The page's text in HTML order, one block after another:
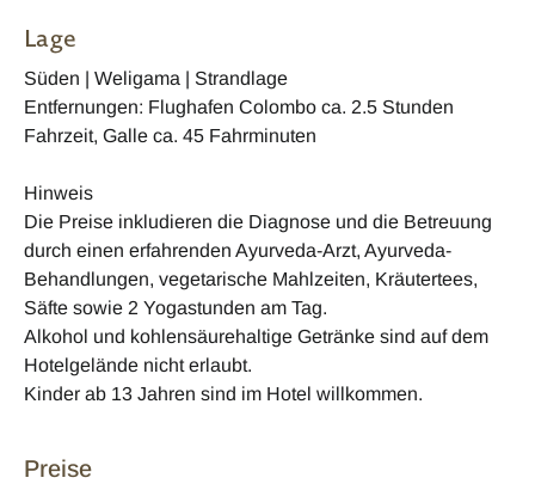
Lage
Süden | Weligama | Strandlage
Entfernungen: Flughafen Colombo ca. 2.5 Stunden
Fahrzeit, Galle ca. 45 Fahrminuten
Hinweis
Die Preise inkludieren die Diagnose und die Betreuung
durch einen erfahrenden Ayurveda-Arzt, Ayurveda-
Behandlungen, vegetarische Mahlzeiten, Kräutertees,
Säfte sowie 2 Yogastunden am Tag.
Alkohol und kohlensäurehaltige Getränke sind auf dem
Hotelgelände nicht erlaubt.
Kinder ab 13 Jahren sind im Hotel willkommen.
Preise